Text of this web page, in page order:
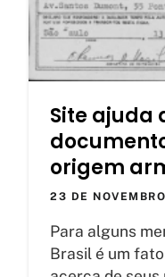
Site ajuda
origem
23 DE
Para alguns
Brasil é um